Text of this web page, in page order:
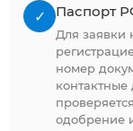
✓ Паспорт
Для заявки
номер
одобрение